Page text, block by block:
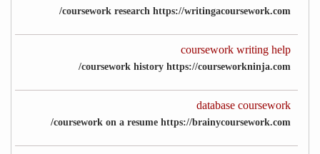
coursework research https://writingacoursework.com/
coursework writing help
coursework history https://courseworkninja.com/
database coursework
coursework on a resume https://brainycoursework.com/